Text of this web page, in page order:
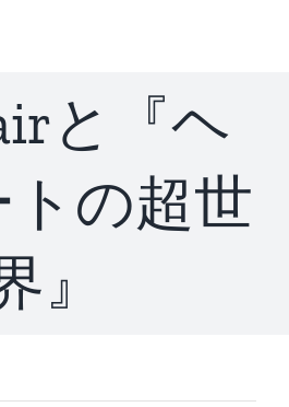
と『ヘ
の超世
』